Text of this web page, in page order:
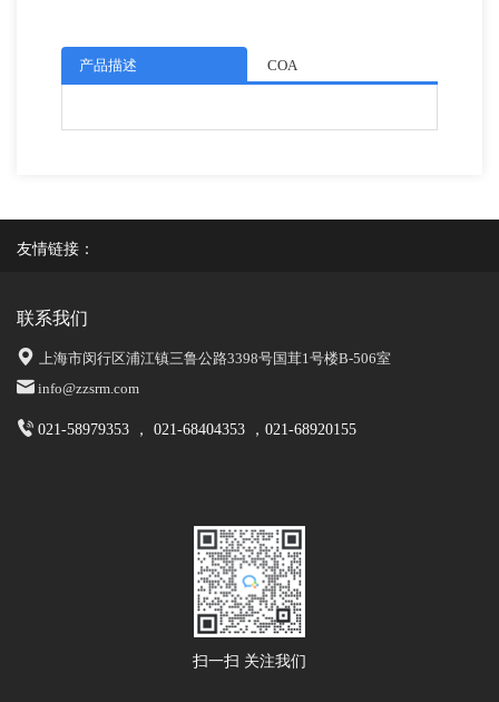
产品描述 COA
友情链接：
联系我们
上海市闵行区浦江镇三鲁公路3398号国茸1号楼B-506室
info@zzsrm.com
021-58979353 ， 021-68404353 ，021-68920155
扫一扫 关注我们